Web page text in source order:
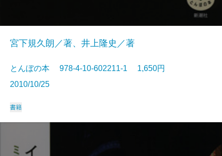
宮下規久朗／著、井上隆史／著
とんぼの本 978-4-10-602211-1 1,650円
2010/10/25
書籍